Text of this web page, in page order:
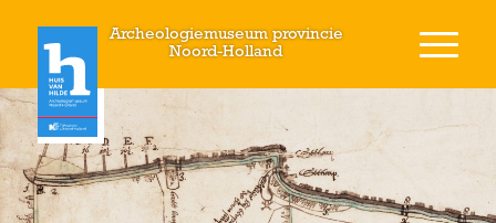
Archeologiemuseum provincie
Noord-Holland